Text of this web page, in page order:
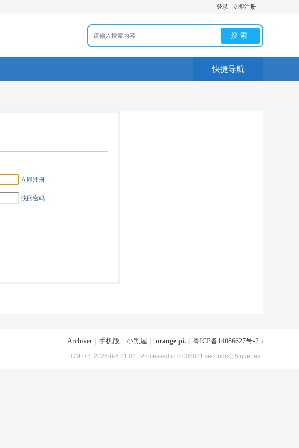
登录 立即注册
搜索
快捷导航
立即注册
找回密码
Archiver 手机版 小黑屋 orange pi. ( 粤ICP备14086627号-2 )
GMT+8, 2026-8-6 21:02 , Processed in 0.005821 second(s), 5 queries .